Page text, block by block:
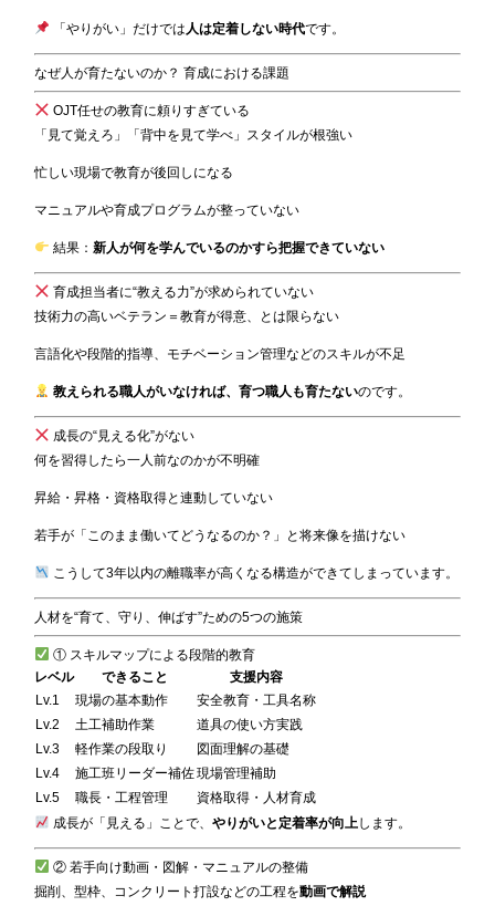
「やりがい」だけでは 人は定着しない時代です。
なぜ人が育たないのか？ 育成における課題
OJT任せの教育に頼りすぎている
「見て覚えろ」「背中を見て学べ」スタイルが根強い
忙しい現場で教育が後回しになる
マニュアルや育成プログラムが整っていない
結果：新人が何を学んでいるのかすら把握できていない
育成担当者に“教える力”が求められていない
技術力の高いベテラン＝教育が得意、とは限らない
言語化や段階的指導、モチベーション管理などのスキルが不足
教えられる職人がいなければ、育つ職人も育たないのです。
成長の“見える化”がない
何を習得したら一人前なのかが不明確
昇給・昇格・資格取得と連動していない
若手が「このまま働いてどうなるのか？」と将来像を描けない
こうして3年以内の離職率が高くなる構造ができてしまっています。
人材を“育て、守り、伸ばす”ための5つの施策
① スキルマップによる段階的教育
レベル
できること
支援内容
Lv.1
現場の基本動作
安全教育・工具名称
Lv.2
土工補助作業
道具の使い方実践
Lv.3
軽作業の段取り
図面理解の基礎
Lv.4
施工班リーダー補佐現場管理補助
Lv.5
職長・工程管理
資格取得・人材育成
成長が「見える」ことで、やりがいと定着率が向上 します。
② 若手向け動画・図解・マニュアルの整備
掘削、型枠、コンクリート打設などの工程を動画で解説